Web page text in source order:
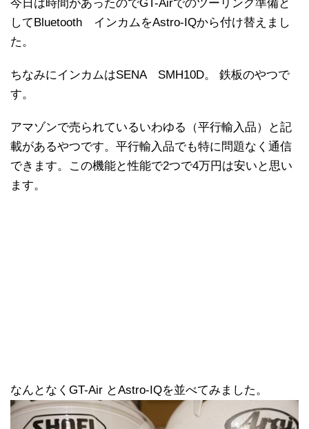
今日は時間があったのでGT-Airでのツーリング準備と
してBluetooth インカムをAstro-IQから付け替えまし
た。
ちなみにインカムはSENA SMH10D。 鉄板のやつで
す。
アマゾンで売られているいわゆる（平行輸入品）と記
載があるやつです。平行輸入品でも特に問題なく通信
できます。この機能と性能で2つで4万円は安いと思い
ます。
なんとなくGT-Air とAstro-IQを並べてみました。